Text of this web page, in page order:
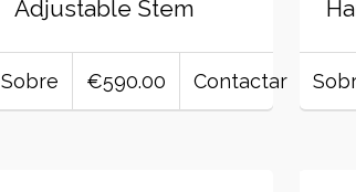
Adjustable Stem
Sobre €590.00 Contactar